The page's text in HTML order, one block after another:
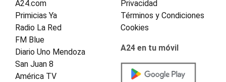
A24.com
Primicias Ya
Radio La Red
FM Blue
Diario Uno Mendoza
San Juan 8
América TV
Privacidad
Términos y Condiciones
Cookies
A24 en tu móvil